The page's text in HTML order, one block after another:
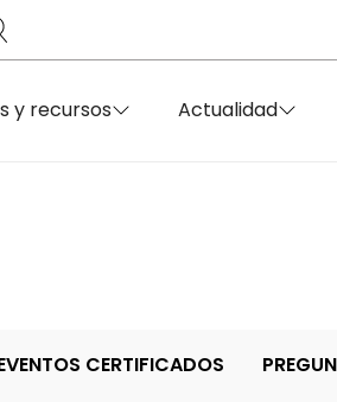
y recursos Actualidad
CERTIFICADOS